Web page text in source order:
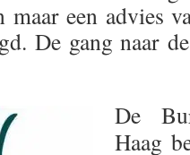
maar een advies
De gang naar
De
Haag